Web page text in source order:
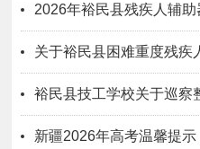
2026年裕民县残疾人辅助器具
关于裕民县困难重度残疾人家庭无
裕民县技工学校关于巡察
新疆2026年高考温馨提示